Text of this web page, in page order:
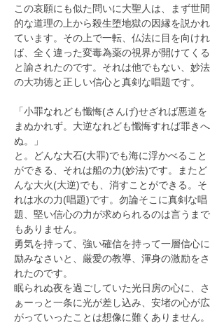
この哀願にも似た問いに大聖人は、まず世間
的な道理の上から殺生堕地獄の因縁を説かれ
ています。その上で一転、仏法に目を向けれ
ば、全く違った変毒為薬の視界が開けてくる
と諭されたのです。それは他でもない、妙法
の大功徳と正しい信心と真剣な唱題です。
「小罪なれども懺悔(さんげ)せざれば悪道を
まぬかれず。大逆なれども懺悔すれば罪きへ
ぬ。」
と。どんな大石(大罪)でも海に浮かべること
ができる、それは船の力(妙法)です。またど
んな大火(大逆)でも、消すことができる。そ
れは水の力(唱題)です。勿論そこに真剣な唱
題、堅い信心の力が求められるのは言うまで
もありません。
勇気を持って、強い確信を持って一層信心に
励みなさいと、厳愛の教導、渾身の激励をさ
れたのです。
眠られぬ夜を過ごしていた光日房の心に、さ
ぁーっと一条に光が差し込み、安堵の心が広
がっていったことは想像に難くありません。